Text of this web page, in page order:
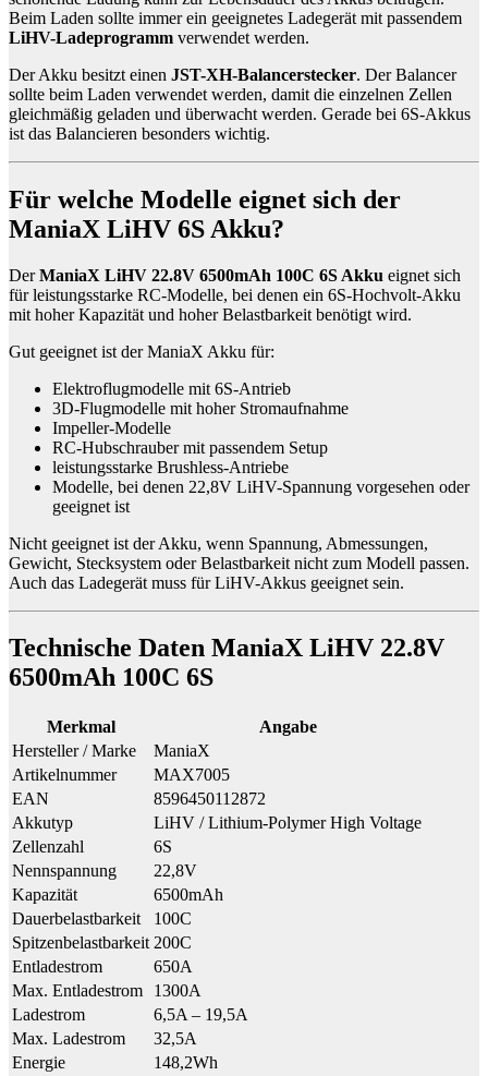
Beim Laden sollte immer ein geeignetes Ladegerät mit passendem
LiHV-Ladeprogramm verwendet werden.
Der Akku besitzt einen JST-XH-Balancerstecker. Der Balancer
sollte beim Laden verwendet werden, damit die einzelnen Zellen
gleichmäßig geladen und überwacht werden. Gerade bei 6S-Akkus
ist das Balancieren besonders wichtig.
Für welche Modelle eignet sich der
ManiaX LiHV 6S Akku?
DerManiaX LiHV 22.8V 6500mAh 100C 6S Akku eignet sich
für leistungsstarke RC-Modelle, bei denen ein 6S-Hochvolt-Akku
mit hoher Kapazität und hoher Belastbarkeit benötigt wird.
Gut geeignet ist der ManiaX Akku für:
Elektroflugmodelle mit 6S-Antrieb
3D-Flugmodelle mit hoher Stromaufnahme
Impeller-Modelle
RC-Hubschrauber mit passendem Setup
leistungsstarke Brushless-Antriebe
Modelle, bei denen 22,8V LiHV-Spannung vorgesehen oder
geeignet ist
Nicht geeignet ist der Akku, wenn Spannung, Abmessungen,
Gewicht, Stecksystem oder Belastbarkeit nicht zum Modell passen.
Auch das Ladegerät muss für LiHV-Akkus geeignet sein.
Technische Daten ManiaX LiHV 22.8V
6500mAh 100C 6S
Merkmal
Angabe
Hersteller / Marke
ManiaX
Artikelnummer
MAX7005
EAN
8596450112872
Akkutyp
LiHV / Lithium-Polymer High Voltage
Zellenzahl
6S
Nennspannung
22,8V
Kapazität
6500mAh
Dauerbelastbarkeit
100C
Spitzenbelastbarkeit 200C
Entladestrom
650A
Max. Entladestrom
1300A
Ladestrom
6,5A – 19,5A
Max. Ladestrom
32,5A
Energie
148,2Wh